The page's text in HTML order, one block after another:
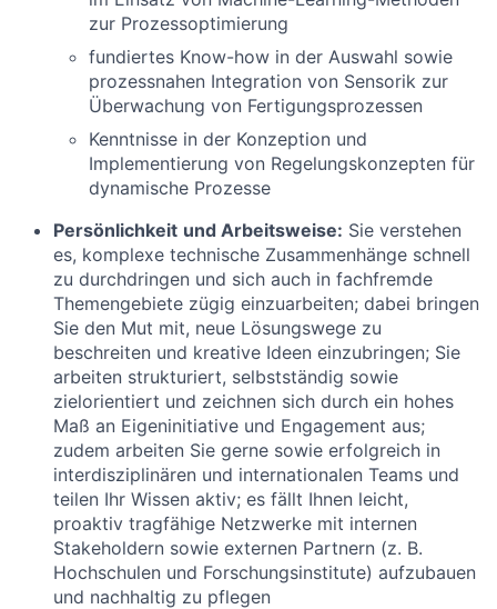
zur Prozessoptimierung
fundiertes Know-how in der Auswahl sowie
prozessnahen Integration von Sensorik zur
Überwachung von Fertigungsprozessen
Kenntnisse in der Konzeption und
Implementierung von Regelungskonzepten für
dynamische Prozesse
Persönlichkeit und Arbeitsweise: Sie verstehen
es, komplexe technische Zusammenhänge schnell
zu durchdringen und sich auch in fachfremde
Themengebiete zügig einzuarbeiten; dabei bringen
Sie den Mut mit, neue Lösungswege zu
beschreiten und kreative Ideen einzubringen; Sie
arbeiten strukturiert, selbstständig sowie
zielorientiert und zeichnen sich durch ein hohes
Maß an Eigeninitiative und Engagement aus;
zudem arbeiten Sie gerne sowie erfolgreich in
interdisziplinären und internationalen Teams und
teilen Ihr Wissen aktiv; es fällt Ihnen leicht,
proaktiv tragfähige Netzwerke mit internen
Stakeholdern sowie externen Partnern (z. B.
Hochschulen und Forschungsinstitute) aufzubauen
und nachhaltig zu pflegen